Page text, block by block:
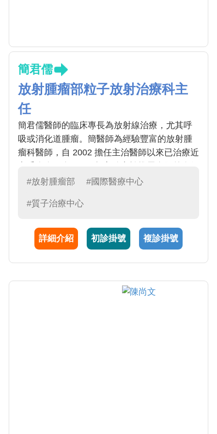
簡君儒
放射腫瘤部粒子放射治療科主
任
簡君儒醫師的臨床專長為放射線治療，尤其呼
吸或消化道腫瘤。簡醫師為經驗豐富的放射腫
瘤科醫師，自 2002 擔任主治醫師以來已治療近
習得之 SABR (或稱光子刀立體定位放射線治療
，至今已有約五十例順利完成且均無明顯副作
低分次、高劑量的放射線治療
#放射腫瘤部 #國際醫療中心
#質子治療中心
詳細介紹 初診掛號 複診掛號